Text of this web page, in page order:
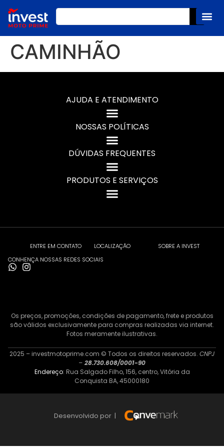
CAMINHÃO
AJUDA E ATENDIMENTO
NOSSAS POLÍTICAS
DÚVIDAS FREQUENTES
PRODUTOS E SERVIÇOS
ENTRE EM CONTATO LOCALIZAÇÃO
SOBRE A INVEST
CONHENÇA NOSSAS REDES SOCIAIS
Os preços, promoções, condições de pagamento, frete e produtos
são válidos exclusivamente para compras realizadas via internet.
Fotos meramente ilustrativas.
2025 – investmotoprime.com © Todos os direitos reservados. CNPJ
– 28.730.608/0001-90
Endereço: Rua Salgado Filho, 156, centro, Vitória da
Conquista BA, 45000180
Desenvolvido por |